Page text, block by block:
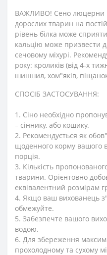
ВАЖЛИВО! Сено люцерни
дорослих тварин на
рівень білка може
кальцію може призвести
сечовому міхурі.
року: кроликів (від 4-х
шиншил, хом"яків,
СПОСІБ ЗАСТОСУВАННЯ:
1. Сіно необхідно
– сіннику, або кошику.
2. Рекомендується як
щоденного корму вашого
порція.
3. Кількість
тварини. Орієнтовно
еквівалентний розмірам
4. Якщо ваш вихованець
обмежуйте.
5. Забезпечте вашого
водою.
6. Для збереження
прохолодному та сухому